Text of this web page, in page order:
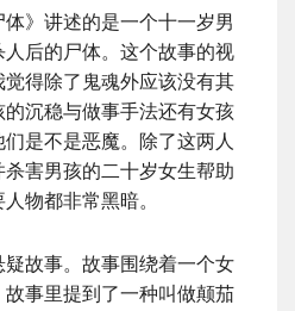
体》讲述的是一个十一岁男
后的尸体。这个故事的视
得除了鬼魂外应该没有其
沉稳与做事手法还有女孩
是不是恶魔。除了这两人
害男孩的二十岁女生帮助
物都非常黑暗。
疑故事。故事围绕着一个女
事里提到了一种叫做颠茄